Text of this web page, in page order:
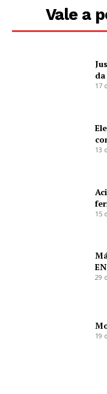
Vale a
17
13
15
29
19